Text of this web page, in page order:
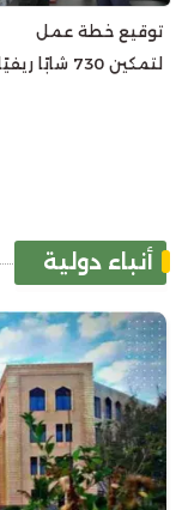
توقيع خطة عمل
لتمكين 730 شابًا ريفيًا
أنباء دولية